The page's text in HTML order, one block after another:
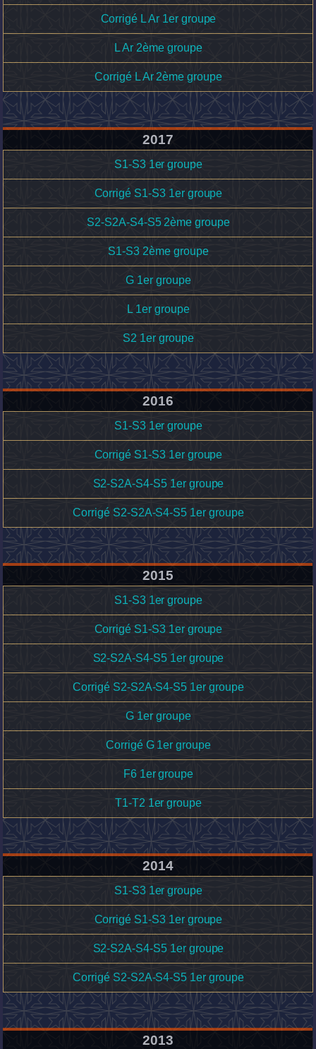
Corrigé L Ar 1er groupe
L Ar 2ème groupe
Corrigé L Ar 2ème groupe
2017
S1-S3 1er groupe
Corrigé S1-S3 1er groupe
S2-S2A-S4-S5 2ème groupe
S1-S3 2ème groupe
G 1er groupe
L 1er groupe
S2 1er groupe
2016
S1-S3 1er groupe
Corrigé S1-S3 1er groupe
S2-S2A-S4-S5 1er groupe
Corrigé S2-S2A-S4-S5 1er groupe
2015
S1-S3 1er groupe
Corrigé S1-S3 1er groupe
S2-S2A-S4-S5 1er groupe
Corrigé S2-S2A-S4-S5 1er groupe
G 1er groupe
Corrigé G 1er groupe
F6 1er groupe
T1-T2 1er groupe
2014
S1-S3 1er groupe
Corrigé S1-S3 1er groupe
S2-S2A-S4-S5 1er groupe
Corrigé S2-S2A-S4-S5 1er groupe
2013